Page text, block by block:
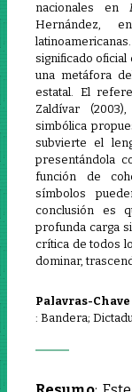
nacionales en
Hernández,
significado
una metáfora
estatal. El
Zaldívar
simbólica
subvierte el
presentándola
función de
símbolos
conclusión es
profunda carga
crítica de todos
dominar,
Palavras-Chave
: Bandera;